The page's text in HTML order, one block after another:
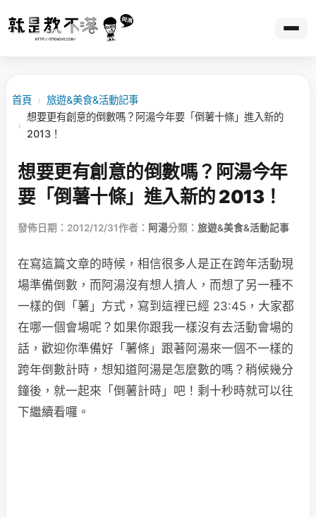
首頁 › 旅遊&美食&活動記事
›
想要更有創意的倒數嗎？阿湯今年要「倒薯十條」進入新的
2013！
想要更有創意的倒數嗎？阿湯今年
要「倒薯十條」進入新的 2013！
發佈日期：2012/12/31作者： 阿湯分類： 旅遊&美食&活動記事
在寫這篇文章的時候，相信很多人是正在跨年活動現
場準備倒數，而阿湯沒有想人擠人，而想了另一種不
一樣的倒「薯」方式，寫到這裡已經 23:45，大家都
在哪一個會場呢？如果你跟我一樣沒有去活動會場的
話，歡迎你準備好「薯條」跟著阿湯來一個不一樣的
跨年倒數計時，想知道阿湯是怎麼數的嗎？稍候幾分
鐘後，就一起來「倒薯計時」吧！剩十秒時就可以往
下繼續看囉。